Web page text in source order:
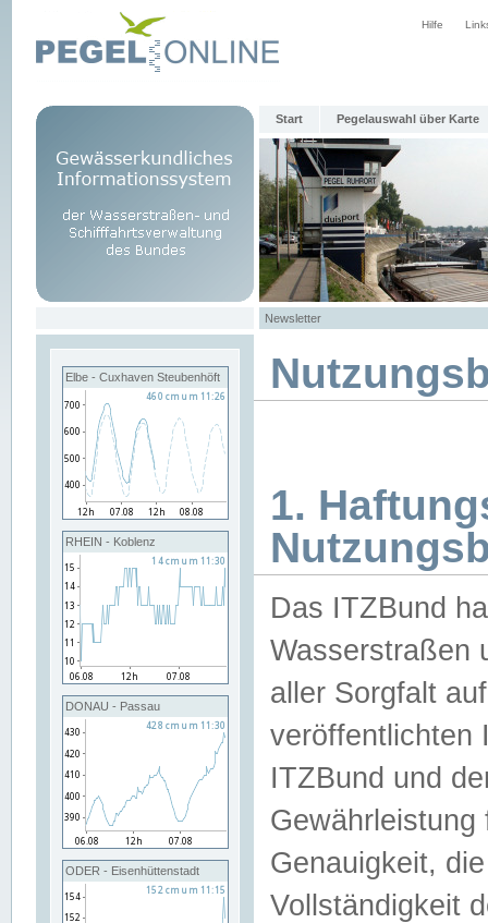
Hilfe
Start Pegelauswahl über Karte
Newsletter
Elbe - Cuxhaven Steubenhöft
RHEIN - Koblenz
DONAU - Passau
ODER - Eisenhüttenstadt
1.
Das ITZBund
Wasserstraßen
aller Sorgfalt
veröffentlichten
ITZBund und
Genauigkeit,
Vollständigkeit